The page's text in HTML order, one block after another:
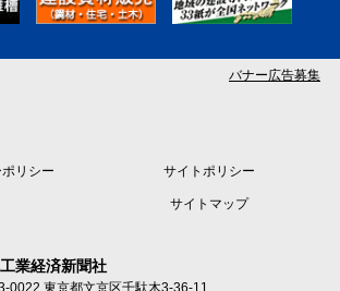
バナー広告募集
リシー サイトポリシー
サイトマップ
業経済新聞社
0022 東京都文京区千駄木3-36-11